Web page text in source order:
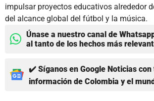
impulsar proyectos educativos alrededor
del alcance global del fútbol y la música.
Únase a nuestro canal de
al tanto de los hechos más
✔️ Síganos en Google Noticias con
información de Colombia y el